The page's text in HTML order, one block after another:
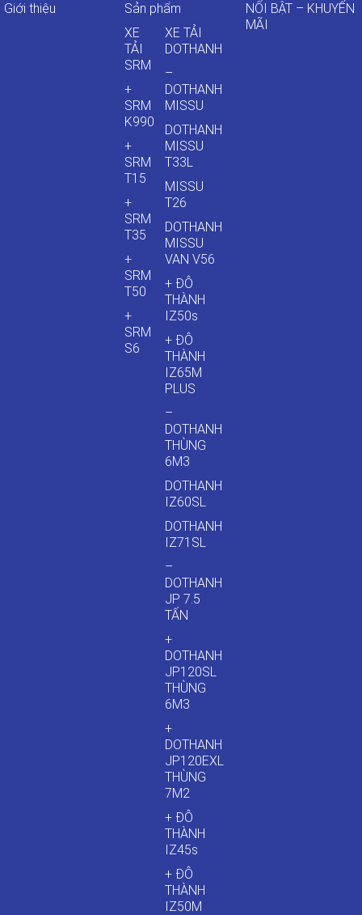
Giới thiệu
Sản phẩm
XE
TẢI
SRM
+
SRM
K990
+
SRM
T15
+
SRM
T35
+
SRM
T50
+
SRM
S6
XE TẢI
DOTHANH
–
DOTHANH
MISSU
DOTHANH
MISSU
T33L
MISSU
T26
DOTHANH
MISSU
VAN V56
+ ĐÔ
THÀNH
IZ50s
+ ĐÔ
THÀNH
IZ65M
PLUS
–
DOTHANH
THÙNG
6M3
DOTHANH
IZ60SL
DOTHANH
IZ71SL
–
DOTHANH
JP 7.5
TẤN
+
DOTHANH
JP120SL
THÙNG
6M3
+
DOTHANH
JP120EXL
THÙNG
7M2
+ ĐÔ
THÀNH
IZ45s
+ ĐÔ
THÀNH
IZ50M
NỔI BẬT – KHUYẾN
MÃI